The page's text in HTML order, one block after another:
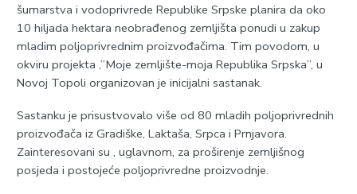
šumarstva i vodoprivrede Republike Srpske planira da oko
10 hiljada hektara neobrađenog zemljišta ponudi u zakup
mladim poljoprivrednim proizvođačima. Tim povodom, u
okviru projekta ,”Moje zemljište-moja Republika Srpska”, u
Novoj Topoli organizovan je inicijalni sastanak.
Sastanku je prisustvovalo više od 80 mladih poljoprivrednih
proizvođača iz Gradiške, Laktaša, Srpca i Prnjavora.
Zainteresovani su , uglavnom, za proširenje zemljišnog
posjeda i postojeće poljoprivredne proizvodnje.